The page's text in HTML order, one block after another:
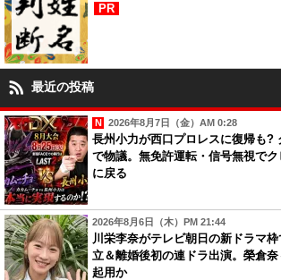
PR
最近の投稿
2026年8月7日（金）AM 0:28
長州小力が西口プロレスに復帰も?
で物議。無免許運転・信号無視で
に戻る
2026年8月6日（木）PM 21:44
川栄李奈がテレビ朝日の新ドラマ
立＆離婚後初の連ドラ出演。榮倉
起用か